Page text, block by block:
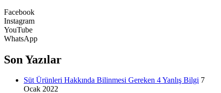
Facebook
Instagram
YouTube
WhatsApp
Son Yazılar
Süt Ürünleri Hakkında Bilinmesi Gereken 4 Yanlış Bilgi 7
Ocak 2022